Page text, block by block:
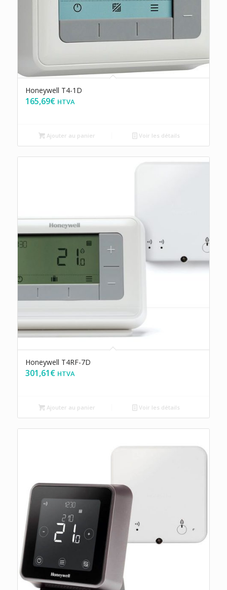
Honeywell T4-1D
165,69€ HTVA
Ajouter au panier Voir les détails
Honeywell T4RF-7D
301,61€ HTVA
Ajouter au panier Voir les détails